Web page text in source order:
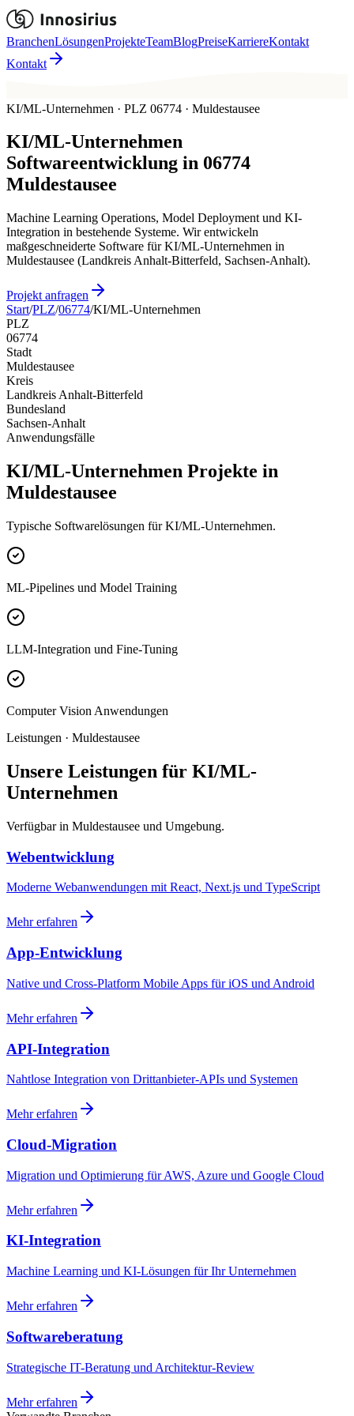
BranchenLösungenProjekteTeamBlogPreiseKarriereKontakt
Kontakt
KI/ML-Unternehmen · PLZ 06774 · Muldestausee
KI/ML-Unternehmen
Softwareentwicklung in 06774
Muldestausee
Machine Learning Operations, Model Deployment und KI-
Integration in bestehende Systeme. Wir entwickeln
maßgeschneiderte Software für KI/ML-Unternehmen in
Muldestausee (Landkreis Anhalt-Bitterfeld, Sachsen-Anhalt).
Projekt anfragen
Start/PLZ/06774/KI/ML-Unternehmen
PLZ
06774
Stadt
Muldestausee
Kreis
Landkreis Anhalt-Bitterfeld
Bundesland
Sachsen-Anhalt
Anwendungsfälle
KI/ML-Unternehmen Projekte in
Muldestausee
Typische Softwarelösungen für KI/ML-Unternehmen.
ML-Pipelines und Model Training
LLM-Integration und Fine-Tuning
Computer Vision Anwendungen
Leistungen · Muldestausee
Unsere Leistungen für KI/ML-
Unternehmen
Verfügbar in Muldestausee und Umgebung.
Webentwicklung
Moderne Webanwendungen mit React, Next.js und TypeScript
Mehr erfahren
App-Entwicklung
Native und Cross-Platform Mobile Apps für iOS und Android
Mehr erfahren
API-Integration
Nahtlose Integration von Drittanbieter-APIs und Systemen
Mehr erfahren
Cloud-Migration
Migration und Optimierung für AWS, Azure und Google Cloud
Mehr erfahren
KI-Integration
Machine Learning und KI-Lösungen für Ihr Unternehmen
Mehr erfahren
Softwareberatung
Strategische IT-Beratung und Architektur-Review
Mehr erfahren